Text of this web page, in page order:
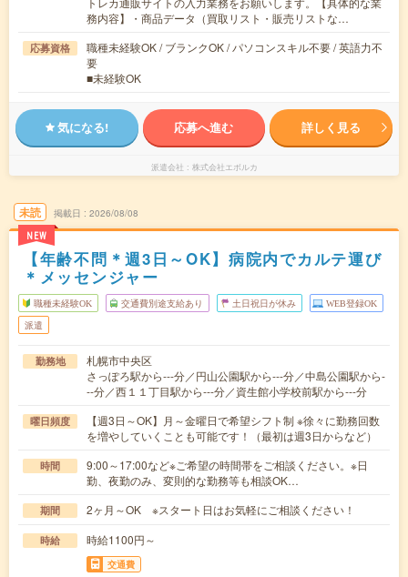
務内容】・商品データ（買取リスト・販売リストな…
応募資格
職種未経験OK / ブランクOK / パソコンスキル不要 / 英語力不
要
■未経験OK
気になる! 応募へ進む 詳しく見る
派遣会社 株式会社エボルカ
未読
NEW
掲載日 2026/08/08
【年齢不問＊週3日～OK】病院内でカルテ運び
＊メッセンジャー
職種未経験OK 交通費別途支給あり 土日祝日が休み WEB登録OK
派遣
勤務地
札幌市中央区
さっぽろ駅から---分／円山公園駅から---分／中島公園駅から-
--分／西１１丁目駅から---分／資生館小学校前駅から---分
曜日頻度
【週3日～OK】月～金曜日で希望シフト制 ※徐々に勤務回数
を増やしていくことも可能です！（最初は週3日からなど）
時間
9:00～17:00など※ご希望の時間帯をご相談ください。※日
勤、夜勤のみ、変則的な勤務等も相談OK…
期間 2ヶ月～OK ※スタート日はお気軽にご相談ください！
時給 時給1100円～
交通費